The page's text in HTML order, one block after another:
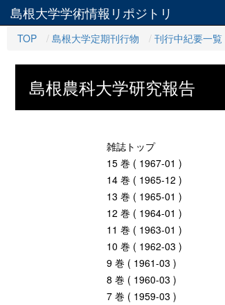
島根大学学術情報リポジトリ
TOP
島根大学定期刊行物 刊行中紀要一覧
島根農科大学研究報告
雑誌トップ
15 巻 ( 1967-01 )
14 巻 ( 1965-12 )
13 巻 ( 1965-01 )
12 巻 ( 1964-01 )
11 巻 ( 1963-01 )
10 巻 ( 1962-03 )
9 巻 ( 1961-03 )
8 巻 ( 1960-03 )
7 巻 ( 1959-03 )